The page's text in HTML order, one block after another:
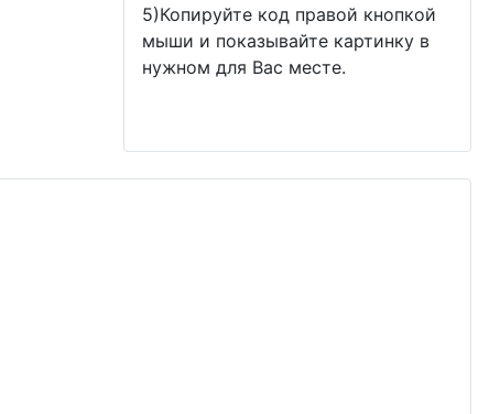
5)Копируйте код правой кнопкой
мыши и показывайте картинку в
нужном для Вас месте.